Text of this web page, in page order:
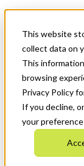
This website
collect data on
This
browsing
Privacy Policy
If you decline,
your
News &
Get Started
Menu
Who We Are